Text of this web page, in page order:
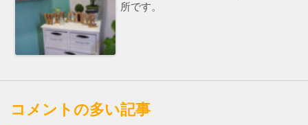
所です。
コメントの多い記事